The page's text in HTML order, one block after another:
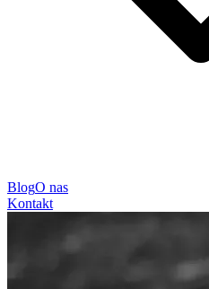
BlogO nas
Kontakt